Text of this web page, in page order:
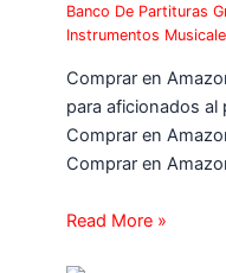
Banco De Partituras
Instrumentos
Comprar en
para aficionados al
Comprar en
Comprar en
Read More »